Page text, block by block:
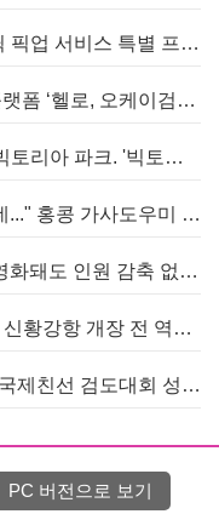
아삽 ASAP, 7~8월 한국 수도권 퀵 픽업 서비스 특별 프로모션 실시
재외동포 위한 착한 건강검진 플랫폼 ‘헬로, 오케이검진’ 서비스 개시
빅토리아 하버, 빅토리아 피크, 빅토리아 파크. '빅토리아’의 이름은 어떻게 온 걸까? - [이승권 원장의 생활칼럼]
[홍콩사회] "가뜩이나 빚더미인데..." 홍콩 가사도우미 대출 전면 금지 촉구
[홍콩금융] HSBC, 항셍은행 민영화돼도 인원 감축 없다... 독립 브랜드 유지
[홍콩뉴스] 공무원 3만 명 동원... 신황강항 개장 전 역대급 훈련 실시
[홍콩한인] 홍콩 김지은, 유원대 국제친선 검도대회 성인단체전 우승
PC 버전으로 보기